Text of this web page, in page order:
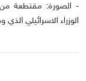
- الصورة: مقتطعة من
الوزراء الاسرائيلي